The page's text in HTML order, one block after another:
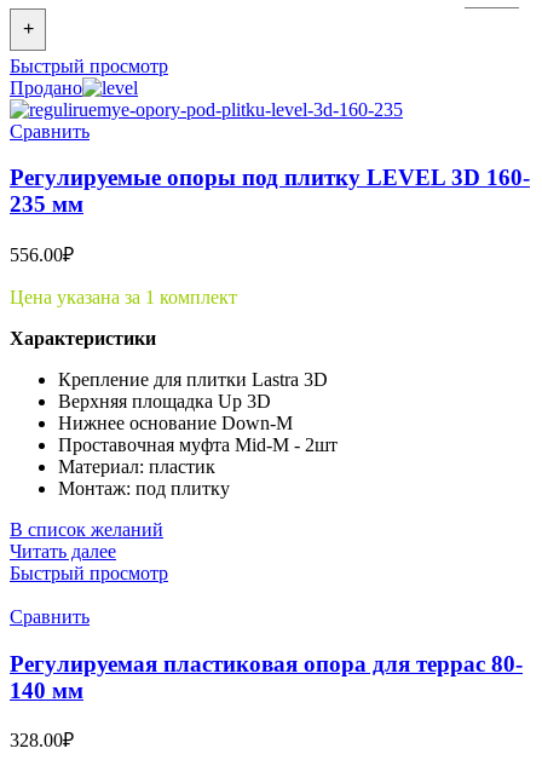
+
Быстрый просмотр
Продано
Сравнить
Регулируемые опоры под плитку LEVEL 3D 160-
235 мм
556.00₽
Цена указана за 1 комплект
Характеристики
Крепление для плитки Lastra 3D
Верхняя площадка Up 3D
Нижнее основание Down-M
Проставочная муфта Mid-M - 2шт
Материал: пластик
Монтаж: под плитку
В список желаний
Читать далее
Быстрый просмотр
Сравнить
Регулируемая пластиковая опора для террас 80-
140 мм
328.00₽